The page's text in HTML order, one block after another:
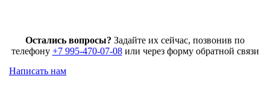
Остались вопросы? Задайте их сейчас, позвонив по
телефону +7 995-470-07-08или через форму обратной связи
Написать нам